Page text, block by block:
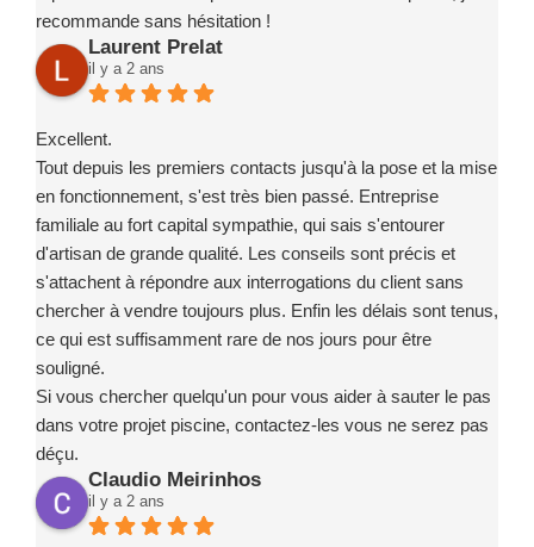
recommande sans hésitation !
Laurent Prelat
il y a 2 ans
Excellent.
Tout depuis les premiers contacts jusqu'à la pose et la mise
en fonctionnement, s'est très bien passé. Entreprise
familiale au fort capital sympathie, qui sais s'entourer
d'artisan de grande qualité. Les conseils sont précis et
s'attachent à répondre aux interrogations du client sans
chercher à vendre toujours plus. Enfin les délais sont tenus,
ce qui est suffisamment rare de nos jours pour être
souligné.
Si vous chercher quelqu'un pour vous aider à sauter le pas
dans votre projet piscine, contactez-les vous ne serez pas
déçu.
Claudio Meirinhos
il y a 2 ans